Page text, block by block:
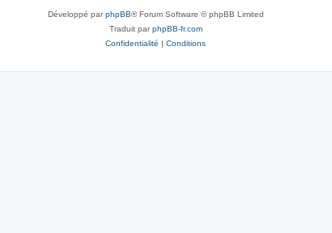
Développé parphpBB® Forum Software © phpBB Limited
Traduit parphpBB-fr.com
Confidentialité | Conditions